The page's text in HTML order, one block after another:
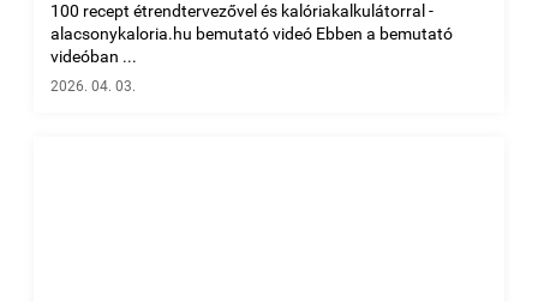
100 recept étrendtervezővel és kalóriakalkulátorral -
alacsonykaloria.hu bemutató videó Ebben a bemutató
videóban ...
2026. 04. 03.